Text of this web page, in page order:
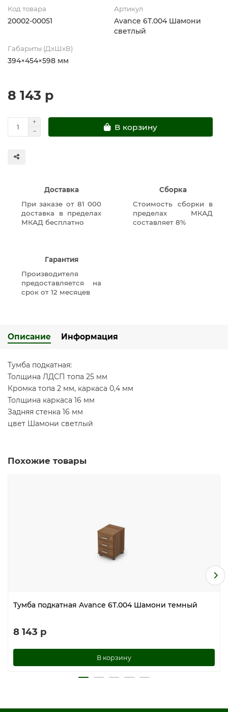
Код товара
20002-00051
Артикул
Avance 6Т.004 Шамони
светлый
Габариты (ДхШхВ)
394×454×598 мм
8 143 р
В корзину
Доставка
При заказе от 81 000
доставка в пределах
МКАД бесплатно
Сборка
Стоимость сборки в
пределах МКАД
составляет 8%
Гарантия
Производителя
предоставляется на
срок от 12 месяцев
Описание Информация
Тумба подкатная:
Толщина ЛДСП топа 25 мм
Кромка топа 2 мм, каркаса 0,4 мм
Толщина каркаса 16 мм
Задняя стенка 16 мм
цвет Шамони светлый
Похожие товары
Тумба подкатная Avance 6Т.004 Шамони темный
8 143 р
В корзину